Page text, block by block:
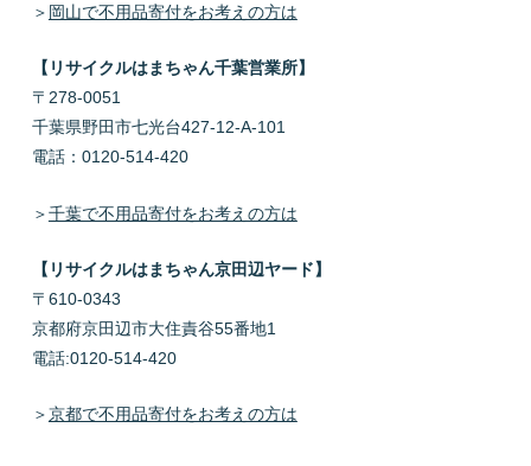
＞ 岡山で不用品寄付をお考えの方は
【リサイクルはまちゃん千葉営業所】
〒278-0051
千葉県野田市七光台427-12-A-101
電話：0120-514-420
＞千葉で不用品寄付をお考えの方は
【リサイクルはまちゃん京田辺ヤード】
〒610-0343
京都府京田辺市大住責谷55番地1
電話:0120-514-420
＞京都で不用品寄付をお考えの方は